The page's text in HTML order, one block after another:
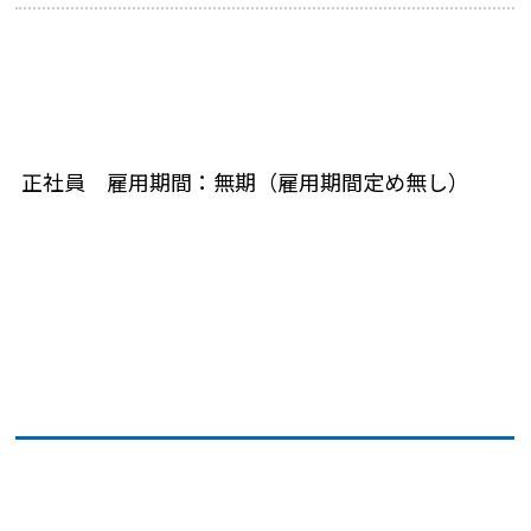
正社員 雇用期間：無期（雇用期間定め無し）